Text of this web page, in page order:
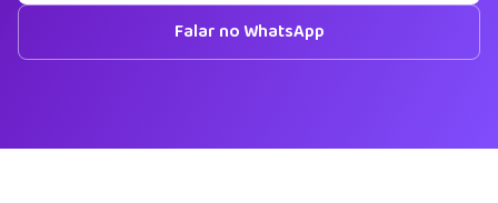
Falar no WhatsApp